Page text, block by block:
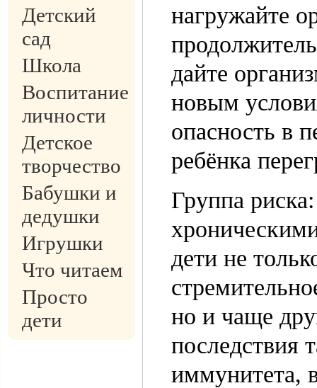
Детский
сад
Школа
Воспитание
личности
Детское
творчество
Бабушки и
дедушки
Игрушки
Что читаем
Просто
дети
нагружайте
дайте
новым
опасность в
ребёнка
Группа
дети не
но и чаще
последствия
иммунитета,